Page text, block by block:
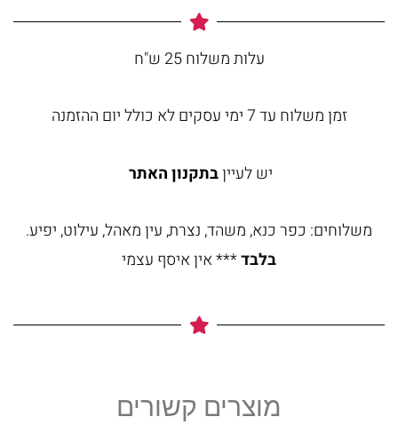
עלות משלוח 25 ש"ח
זמן משלוח עד 7 ימי עסקים לא כולל יום ההזמנה
יש לעייןבתקנון האתר
משלוחים: כפר כנא, משהד, נצרת, עין מאהל, עילוט, יפיע.
בלבד*** אין איסף עצמי
מוצרים קשורים